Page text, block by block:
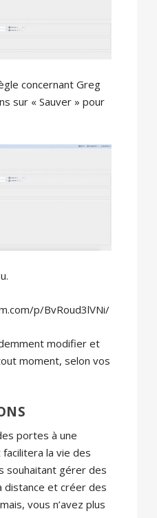
concernant Greg
sur « Sauver » pour
p/BvRoud3lVNi/
modifier et
moment, selon vos
portes à une
la vie des
souhaitant gérer des
distance et créer des
vous n’avez plus